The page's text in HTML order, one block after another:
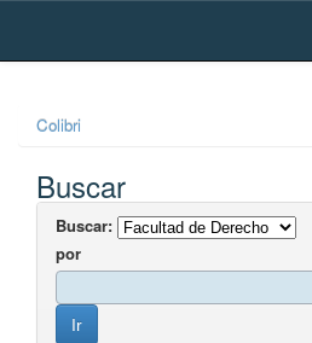
Skip
Colibri
Buscar
Buscar:
por